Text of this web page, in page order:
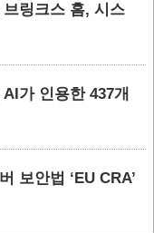
링크스 홈, 시스
가 인용한 437개
보안법 ‘EU CRA’